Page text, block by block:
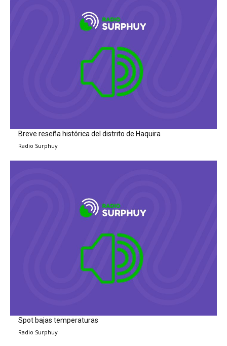
Breve reseña histórica del distrito de Haquira
Radio Surphuy
Spot bajas temperaturas
Radio Surphuy